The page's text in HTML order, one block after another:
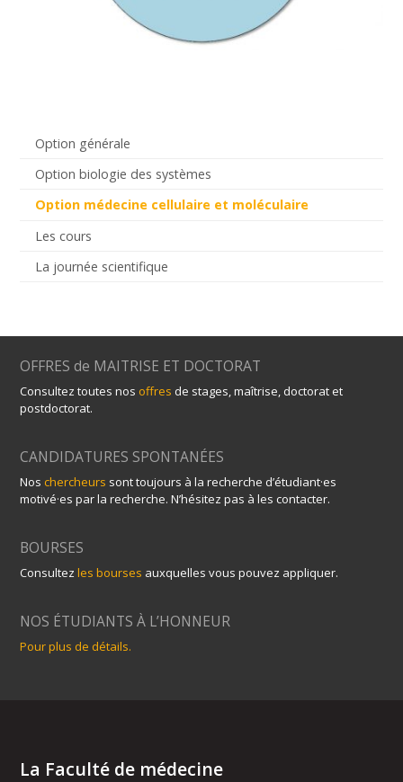
Option générale
Option biologie des systèmes
Option médecine cellulaire et moléculaire
Les cours
La journée scientifique
OFFRES de MAITRISE ET DOCTORAT
Consultez toutes nos offres de stages, maîtrise, doctorat et
postdoctorat.
CANDIDATURES SPONTANÉES
Noschercheurs sont toujours à la recherche d’étudiant·es
motivé·es par la recherche. N’hésitez pas à les contacter.
BOURSES
Consultezles bourses auxquelles vous pouvez appliquer.
NOS ÉTUDIANTS À L’HONNEUR
Pour plus de détails.
La Faculté de médecine